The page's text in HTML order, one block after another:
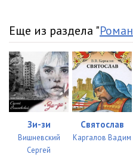
Еще из раздела "Роман
Зи-зи
Вишневский
Сергей
Святослав
Каргалов Вадим